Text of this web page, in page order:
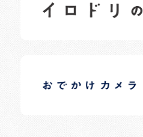
日常の様子など随時更新中です。
日常の様子など随時更新中です。